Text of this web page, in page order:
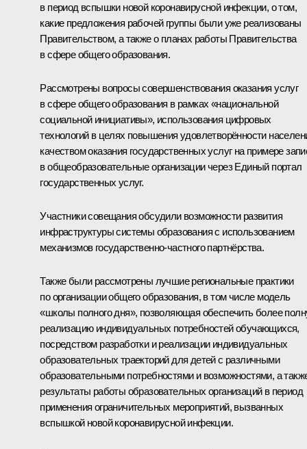
в период вспышки новой коронавирусной инфекции, о том,
какие предложения рабочей группы были уже реализованы
Правительством, а также о планах работы Правительства
в сфере общего образования.
Рассмотрены вопросы совершенствования оказания услуг
в сфере общего образования в рамках «национальной
социальной инициативы», использования цифровых
технологий в целях повышения удовлетворённости
качеством оказания государственных услуг на примере
в общеобразовательные организации через Единый портал
государственных услуг.
Участники совещания обсудили возможности развития
инфраструктуры системы образования с использованием
механизмов государственно-частного партнёрства.
Также были рассмотрены лучшие региональные практики
по организации общего образования, в том числе модель
«школы полного дня», позволяющая обеспечить более
реализацию индивидуальных потребностей обучающихся,
посредством разработки и реализации индивидуальных
образовательных траекторий для детей с различными
образовательными потребностями и возможностями, а
результаты работы образовательных организаций в период
применения ограничительных мероприятий, вызванных
вспышкой новой коронавирусной инфекции.